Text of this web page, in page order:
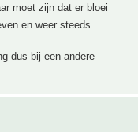
moet zijn dat er bloei
en weer steeds
dus bij een andere